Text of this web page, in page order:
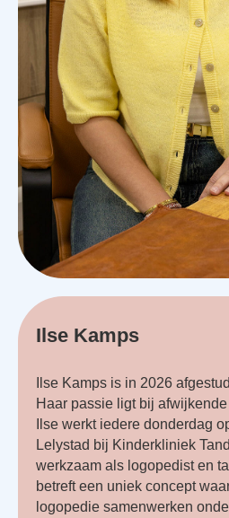
Ilse Kamps
Ilse Kamps is in 2026
Haar passie ligt bij
Ilse werkt iedere donderdag
Lelystad bij Kinderkliniek
werkzaam als logopedist en
betreft een uniek concept
logopedie samenwerken